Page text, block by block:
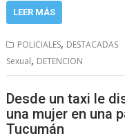
LEER MÁS
POLICIALES, DESTACADAS
Sexual, DETENCION
Desde un taxi le
una mujer en una
Tucumán